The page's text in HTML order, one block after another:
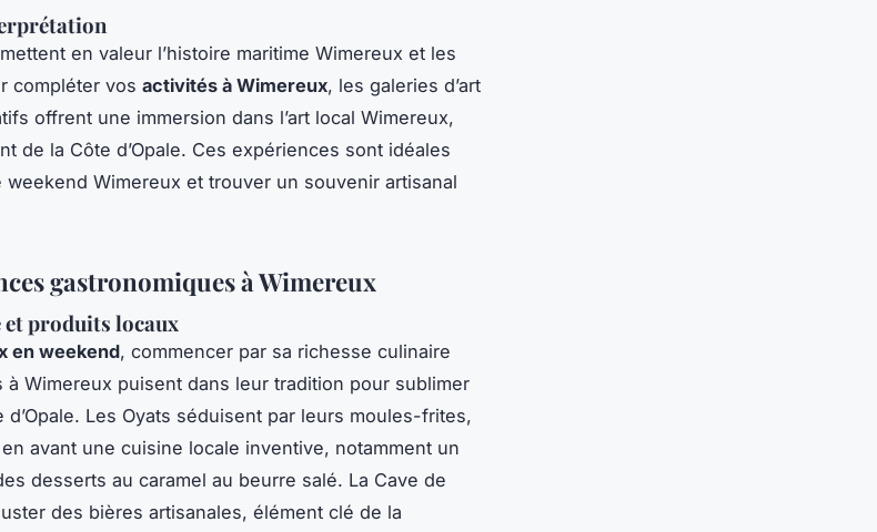
en valeur l’histoire maritime Wimereux et les
compléter vos activités à Wimereux, les galeries d’art
offrent une immersion dans l’art local Wimereux,
de la Côte d’Opale. Ces expériences sont idéales
weekend Wimereux et trouver un souvenir artisanal
gastronomiques à Wimereux
produits locaux
en weekend, commencer par sa richesse culinaire
à Wimereux puisent dans leur tradition pour sublimer
Les Oyats séduisent par leurs moules-frites,
avant une cuisine locale inventive, notamment un
desserts au caramel au beurre salé. La Cave de
des bières artisanales, élément clé de la